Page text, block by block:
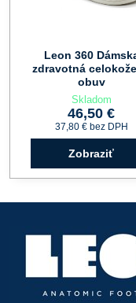
Leon 360
zdravotná
obuv
Skladom
46,50 €
37,80 € bez DPH
Zobraziť